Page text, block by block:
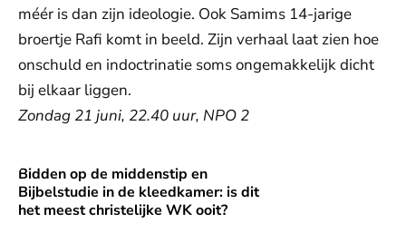
méér is dan zijn ideologie. Ook Samims 14-jarige
broertje Rafi komt in beeld. Zijn verhaal laat zien hoe
onschuld en indoctrinatie soms ongemakkelijk dicht
bij elkaar liggen.
Zondag 21 juni, 22.40 uur, NPO 2
Bidden op de middenstip en
Bijbelstudie in de kleedkamer: is dit
het meest christelijke WK ooit?
Bidden op de middenstip en Bijbelstudie in de